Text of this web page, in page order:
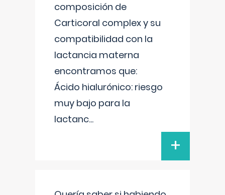
composición de
Carticoral complex y su
compatibilidad con la
lactancia materna
encontramos que:
Ácido hialurónico: riesgo
muy bajo para la
lactanc...
+